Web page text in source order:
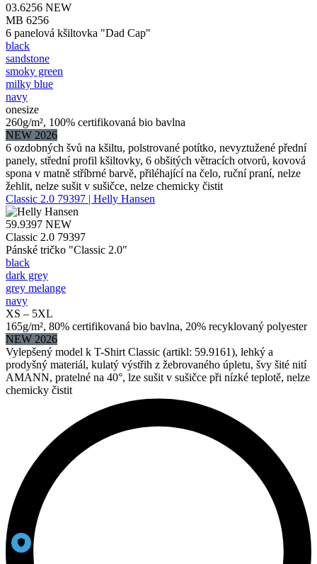
03.6256 NEW
MB 6256
6 panelová kšiltovka "Dad Cap"
black
sandstone
smoky green
milky blue
navy
onesize
260g/m², 100% certifikovaná bio bavlna
NEW 2026
6 ozdobných švů na kšiltu, polstrované potítko, nevyztužené přední
panely, střední profil kšiltovky, 6 obšitých větracích otvorů, kovová
spona v matně stříbrné barvě, přiléhající na čelo, ruční praní, nelze
žehlit, nelze sušit v sušičce, nelze chemicky čistit
Classic 2.0 79397 | Helly Hansen
59.9397 NEW
Classic 2.0 79397
Pánské tričko "Classic 2.0"
black
dark grey
grey melange
navy
XS – 5XL
165g/m², 80% certifikovaná bio bavlna, 20% recyklovaný polyester
NEW 2026
Vylepšený model k T-Shirt Classic (artikl: 59.9161), lehký a
prodyšný materiál, kulatý výstřih z žebrovaného úpletu, švy šité nití
AMANN, pratelné na 40°, lze sušit v sušičce při nízké teplotě, nelze
chemicky čistit